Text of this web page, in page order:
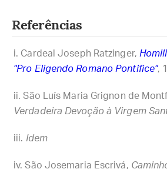
Referências
Cardeal Joseph Ratzinger,
"Pro Eligendo Romano Pontifice",
São Luís Maria Grignon de
Verdadeira Devoção à Virgem
Idem
São Josemaria Escrivá,